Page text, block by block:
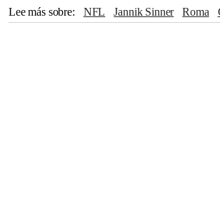
Lee más sobre
NFL Jannik Sinner Roma